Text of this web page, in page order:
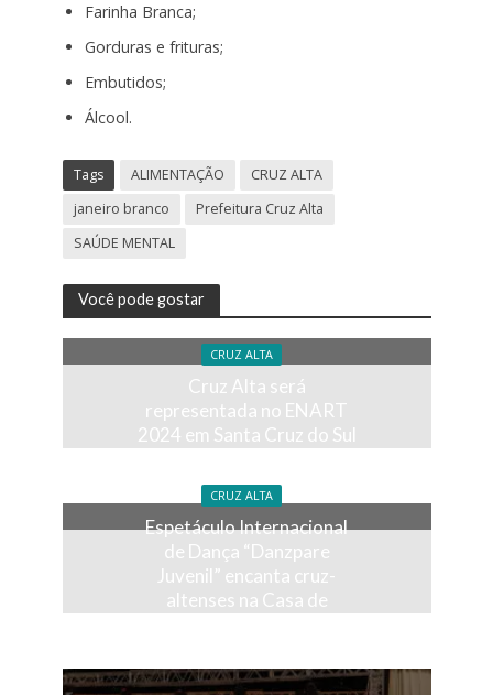
Farinha Branca;
Gorduras e frituras;
Embutidos;
Álcool.
Tags ALIMENTAÇÃO
CRUZ ALTA
janeiro branco
Prefeitura Cruz Alta
SAÚDE MENTAL
Você pode gostar
CRUZ ALTA
Cruz Alta será
representada no ENART
2024 em Santa Cruz do Sul
CRUZ ALTA
Espetáculo Internacional
de Dança “Danzpare
Juvenil” encanta cruz-
altenses na Casa de